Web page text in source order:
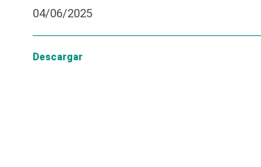
04/06/2025
Descargar